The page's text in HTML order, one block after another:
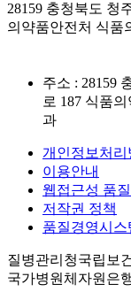
28159 충청북도 청
의약품안전처 식품
주소 : 28159
로 187 식품
과
개인정보처리
이용안내
웹접근성 품
저작권 정책
품질경영시스
질병관리청국립보
국가병원체자원은